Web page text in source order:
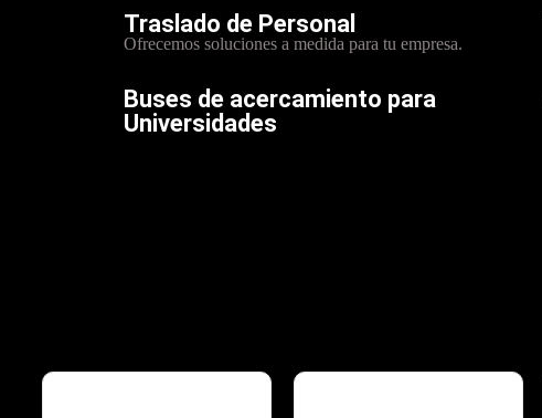
Traslado de Personal
Ofrecemos soluciones a medida para tu empresa.
Buses de acercamiento para
Universidades